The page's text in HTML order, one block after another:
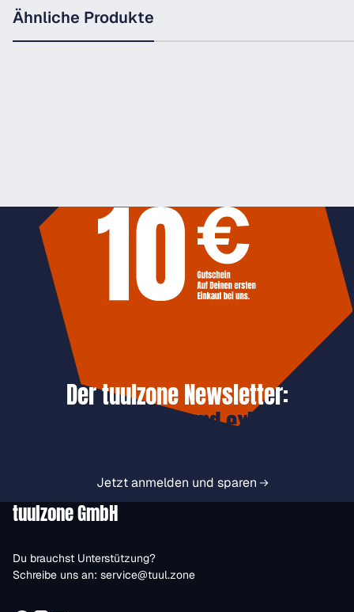
Ähnliche Produkte
Der tuulzone Newsletter:
Jetzt anmelden und exklusive
Jetzt anmelden und sparen
tuulzone GmbH
Du brauchst Unterstützung?
Schreibe uns an: service@tuul.zone